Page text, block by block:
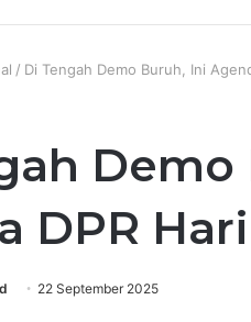
/ Di Tengah Demo Buruh, Ini
DPR
22 September 2025